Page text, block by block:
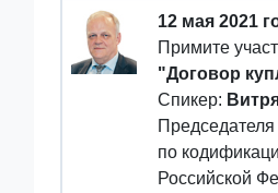
12 мая 2021
Примите
"Договор
Спикер:
по
Российской